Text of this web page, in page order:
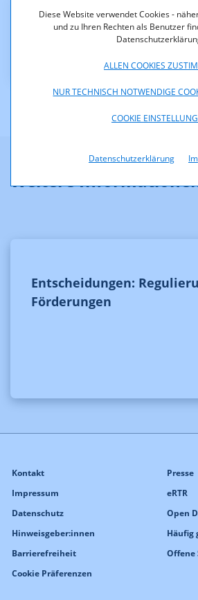
Diese Website verwendet Cookies -
und zu Ihren Rechten als Benutzer
ALLEN COOKIES
NUR TECHNISCH NOTWENDIGE
COOKIE
Datenschutzerklärung
Downloads
Weitere
Entscheidungen:
Förderungen
Kontakt
Impressum
Datenschutz
Hinweisgeber:innen
Barrierefreiheit
Cookie Präferenzen
Presse
eRTR
Open
Häufig
Offene